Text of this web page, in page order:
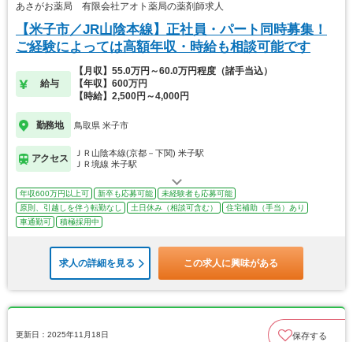
あさがお薬局 有限会社アオト薬局の薬剤師求人
【米子市／JR山陰本線】正社員・パート同時募集！
ご経験によっては高額年収・時給も相談可能です
給与
【月収】55.0万円～60.0万円程度（諸手当込）
【年収】600万円
【時給】2,500円～4,000円
勤務地 鳥取県 米子市
アクセス
ＪＲ山陰本線(京都－下関) 米子駅
ＪＲ境線 米子駅
年収600万円以上可 新卒も応募可能
未経験者も応募可能
原則、引越しを伴う転勤なし
土日休み（相談可含む）
住宅補助（手当）あり
車通勤可
積極採用中
求人の詳細を見る この求人に興味がある
更新日：2025年11月18日 保存する